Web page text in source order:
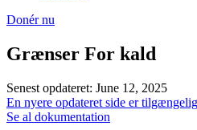
Donér nu
Grænser For kald
Senest opdateret: June 12, 2025
En nyere opdateret side er
Se al dokumentation